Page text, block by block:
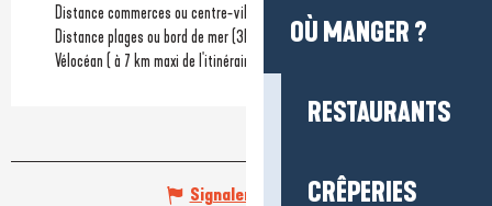
OÙ MANGER ?
RESTAURANTS
CRÊPERIES
Distance commerces ou centre-ville
Distance plages ou bord de mer(3km)
Vélocéan ( à 7 km maxi de l'itinéraire)
Signaler une erreur